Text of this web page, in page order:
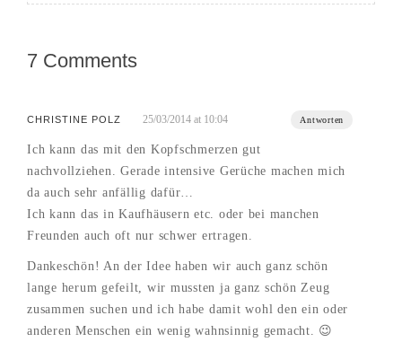
7 Comments
CHRISTINE POLZ 25/03/2014 at 10:04 Antworten
Ich kann das mit den Kopfschmerzen gut
nachvollziehen. Gerade intensive Gerüche machen mich
da auch sehr anfällig dafür…
Ich kann das in Kaufhäusern etc. oder bei manchen
Freunden auch oft nur schwer ertragen.
Dankeschön! An der Idee haben wir auch ganz schön
lange herum gefeilt, wir mussten ja ganz schön Zeug
zusammen suchen und ich habe damit wohl den ein oder
anderen Menschen ein wenig wahnsinnig gemacht. 😉